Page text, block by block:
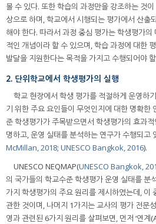
볼 수 있다. 또한 학습의 과정만을 강조하는 것
상으로 하며, 학교에서 시행되는 평가에서 산출
해야 한다. 따라서 과정 중심 평가는 학생평가의
적인 개념이라 할 수 있으며, 학습 과정에 대한
발달을 지원한다는 목적을 가지고 수행되어야
2. 단위학교에서 학생평가의 실행
학교 현장에서 학생 평가를 적절하게 운영하
기 위한 주요 요인들이 무엇인지에 대한 명확한
준 학생평가가 주목받으면서 학생평가의 효과
명하고, 운영 실태를 분석하는 연구가 수행되고
McMillan, 2018; UNESCO Bangkok, 2016).
UNESCO NEQMAP(UNESCO Bangkok,
의 국가들의 학교수준 학생평가 운영 실태를 분
가지 학생평가의 주요 원리를 제시하였는데, 이
관한 것이며, 나머지 1가지는 교사의 평가 전문
영과 관련된 6가지 원리를 살펴보면, 먼저 ‘연